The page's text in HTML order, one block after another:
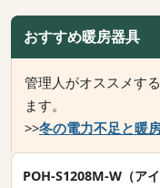
おすすめ暖房器具
管理人がオススメす
ます。
>>冬の電力不足と暖
POH-S1208M-W（アイ